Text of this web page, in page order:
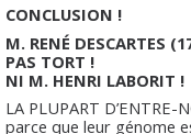
CONCLUSION !
M. RENÉ DESCARTES
PAS TORT !
NI M. HENRI LABORIT !
LA PLUPART D’ENTRE-
parce que leur génome